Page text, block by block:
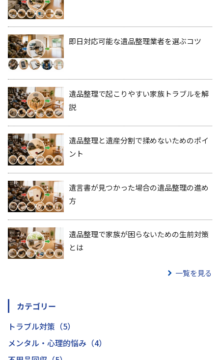
即日対応可能な遺品整理業者を選ぶコツ
遺品整理で起こりやすい家族トラブルを解
説
遺品整理と遺産分割で揉めないためのポイ
ント
遺言書が見つかった場合の遺品整理の進め
方
遺品整理で家族が困らないための生前対策
とは
一覧を見る
カテゴリー
トラブル対策（5）
メンタル・心理的悩み（4）